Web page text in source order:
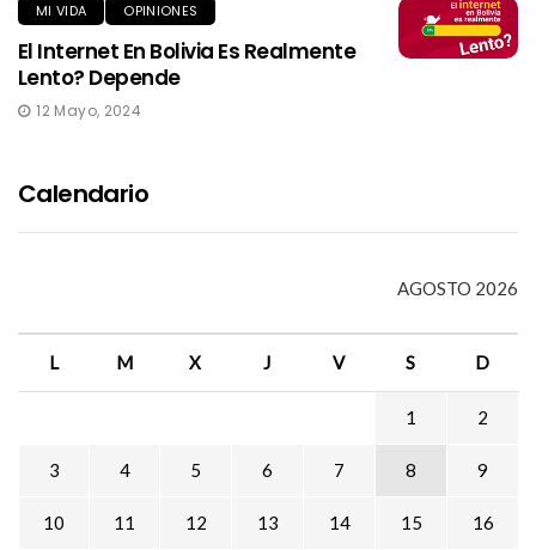
MI VIDA OPINIONES
El Internet En Bolivia Es Realmente
Lento? Depende
12 Mayo, 2024
Calendario
AGOSTO 2026
L M X J V S D
1 2
3 4 5 6 7 8 9
10 11 12 13 14 15 16